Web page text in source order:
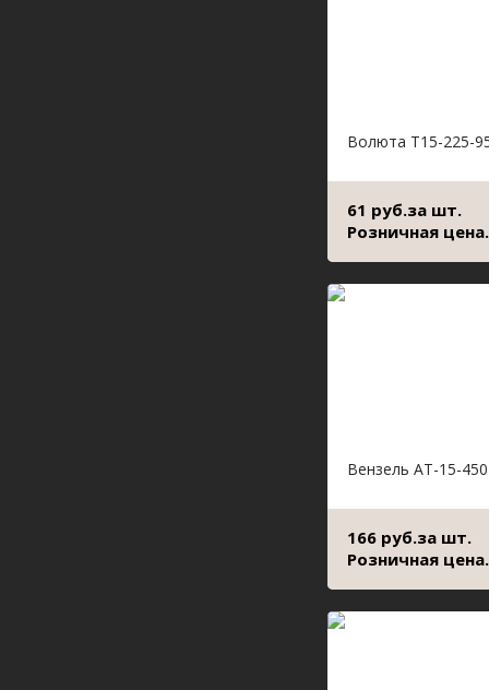
Волюта Т15-225-
61 руб.за шт.
Розничная цена.
Вензель АТ-15-
166 руб.за шт.
Розничная цена.